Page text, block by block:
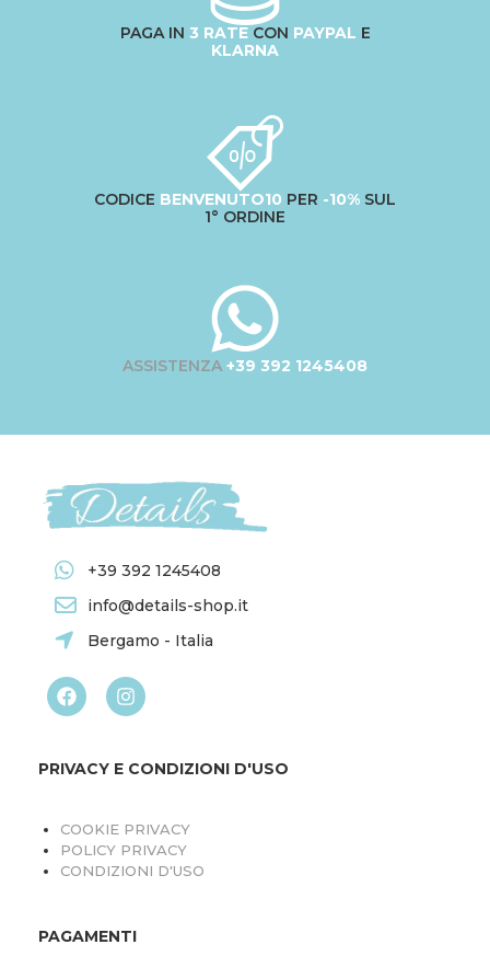
PAGA IN 3 RATECON PAYPAL E
KLARNA
CODICE BENVENUTO10 PER -10% SUL
1° ORDINE
ASSISTENZA +39 392 1245408
+39 392 1245408
info@details-shop.it
Bergamo - Italia
PRIVACY E CONDIZIONI D'USO
COOKIE PRIVACY
POLICY PRIVACY
CONDIZIONI D'USO
PAGAMENTI